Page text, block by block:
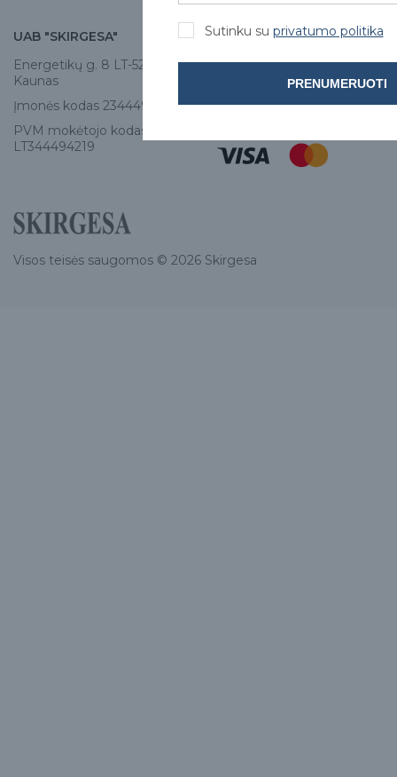
UAB "SKIRGESA"
Energetikų g. 8 LT-52461,
Kaunas
Įmonės kodas 234449420
PVM mokėtojo kodas
LT344494219
KONTAKTAI
Tel:+370 671 77528
info@e-skirgesa.lt
Visos teisės saugomos © 2026 Skirgesa
Sutinku su privatumo politika
PRENUMERUOTI